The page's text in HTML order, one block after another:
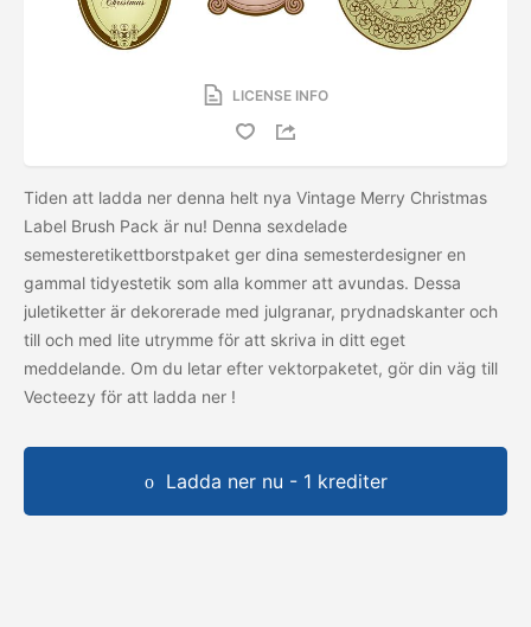
LICENSE INFO
Tiden att ladda ner denna helt nya Vintage Merry Christmas
Label Brush Pack är nu! Denna sexdelade
semesteretikettborstpaket ger dina semesterdesigner en
gammal tidyestetik som alla kommer att avundas. Dessa
juletiketter är dekorerade med julgranar, prydnadskanter och
till och med lite utrymme för att skriva in ditt eget
meddelande. Om du letar efter vektorpaketet, gör din väg till
Vecteezy för att ladda ner !
Ladda ner nu - 1 krediter